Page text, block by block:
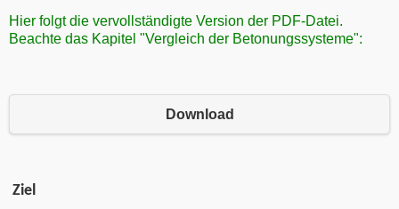
Hier folgt die vervollständigte Version der PDF-Datei.
Beachte das Kapitel "Vergleich der Betonungssysteme":
Download
Ziel